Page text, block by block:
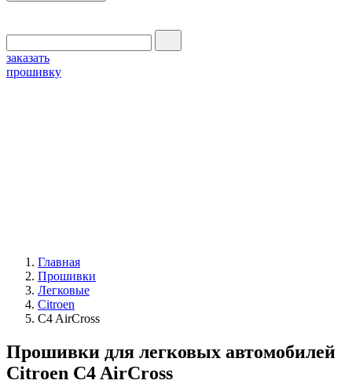
заказать
прошивку
Главная
Прошивки
Легковые
Citroen
C4 AirCross
Прошивки для легковых автомобилей
Citroen C4 AirCross